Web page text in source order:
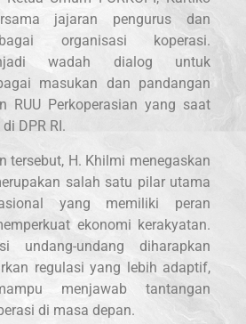
jajaran pengurus dan
organisasi koperasi.
wadah dialog untuk
masukan dan pandangan
RUU Perkoperasian yang saat
DPR RI.
tersebut, H. Khilmi menegaskan
salah satu pilar utama
yang memiliki peran
ekonomi kerakyatan.
undang-undang diharapkan
regulasi yang lebih adaptif,
menjawab tantangan
di masa depan.